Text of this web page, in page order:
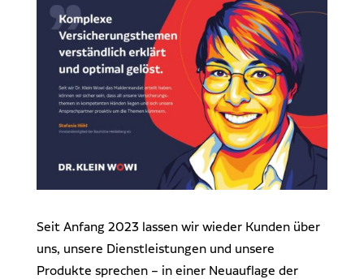
Seit Anfang 2023 lassen wir wieder Kunden über
uns, unsere Dienstleistungen und unsere
Produkte sprechen – in einer Neuauflage der